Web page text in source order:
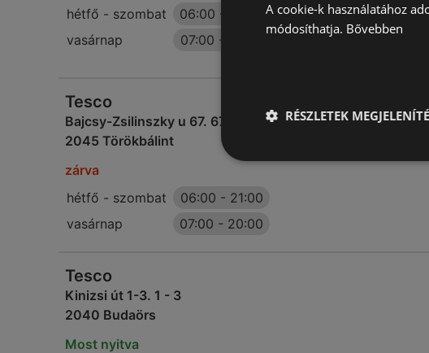
hétfő - szombat
06:00 -
vasárnap
07:00 -
Tesco
Bajcsy-Zsilinszky u 67. 67
2045 Törökbálint
zárva
hétfő - szombat
06:00 - 21:00
vasárnap
07:00 - 20:00
Tesco
Kinizsi út 1-3. 1 - 3
2040 Budaörs
Most nyitva
A cookie-k használatához
módosíthatja. Bővebben
RÉSZLETEK